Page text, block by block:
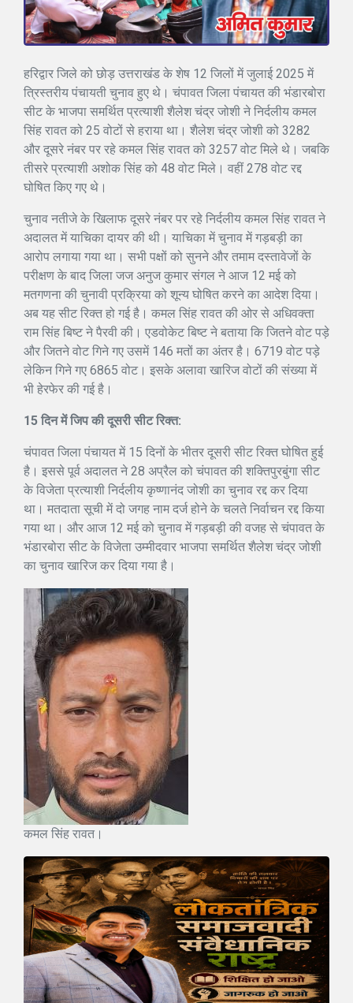
हरिद्वार जिले को छोड़ उत्तराखंड के शेष 12 जिलों में जुलाई 2025 में
त्रिस्तरीय पंचायती चुनाव हुए थे। चंपावत जिला पंचायत की भंडारबोरा
सीट के भाजपा समर्थित प्रत्याशी शैलेश चंद्र जोशी ने निर्दलीय कमल
सिंह रावत को 25 वोटों से हराया था। शैलेश चंद्र जोशी को 3282
और दूसरे नंबर पर रहे कमल सिंह रावत को 3257 वोट मिले थे। जबकि
तीसरे प्रत्याशी अशोक सिंह को 48 वोट मिले। वहीं 278 वोट रद्द
घोषित किए गए थे।
चुनाव नतीजे के खिलाफ दूसरे नंबर पर रहे निर्दलीय कमल सिंह रावत ने
अदालत में याचिका दायर की थी। याचिका में चुनाव में गड़बड़ी का
आरोप लगाया गया था। सभी पक्षों को सुनने और तमाम दस्तावेजों के
परीक्षण के बाद जिला जज अनुज कुमार संगल ने आज 12 मई को
मतगणना की चुनावी प्रक्रिया को शून्य घोषित करने का आदेश दिया।
अब यह सीट रिक्त हो गई है। कमल सिंह रावत की ओर से अधिवक्ता
राम सिंह बिष्ट ने पैरवी की। एडवोकेट बिष्ट ने बताया कि जितने वोट पड़े
और जितने वोट गिने गए उसमें 146 मतों का अंतर है। 6719 वोट पड़े
लेकिन गिने गए 6865 वोट। इसके अलावा खारिज वोटों की संख्या में
भी हेरफेर की गई है।
15 दिन में जिप की दूसरी सीट रिक्त:
चंपावत जिला पंचायत में 15 दिनों के भीतर दूसरी सीट रिक्त घोषित हुई
है। इससे पूर्व अदालत ने 28 अप्रैल को चंपावत की शक्तिपुरबुंगा सीट
के विजेता प्रत्याशी निर्दलीय कृष्णानंद जोशी का चुनाव रद्द कर दिया
था। मतदाता सूची में दो जगह नाम दर्ज होने के चलते निर्वाचन रद्द किया
गया था। और आज 12 मई को चुनाव में गड़बड़ी की वजह से चंपावत के
भंडारबोरा सीट के विजेता उम्मीदवार भाजपा समर्थित शैलेश चंद्र जोशी
का चुनाव खारिज कर दिया गया है।
कमल सिंह रावत।